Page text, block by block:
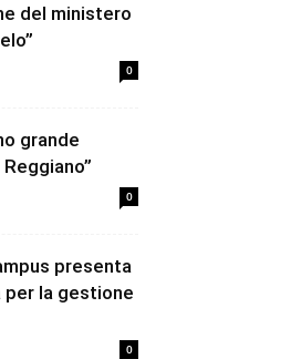
del ministero
0
grande
0
presenta
per la gestione
0